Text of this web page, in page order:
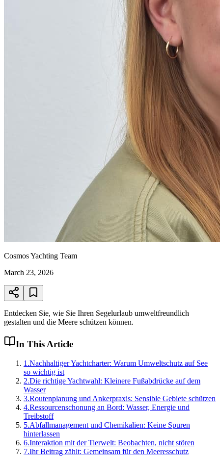
Cosmos Yachting Team
March 23, 2026
Entdecken Sie, wie Sie Ihren Segelurlaub umweltfreundlich
gestalten und die Meere schützen können.
In This Article
1 .Nachhaltiger Yachtcharter: Warum Umweltschutz auf See
so wichtig ist
2.Die richtige Yachtwahl: Kleinere Fußabdrücke auf dem
Wasser
3.Routenplanung und Ankerpraxis: Sensible Gebiete schützen
4.Ressourcenschonung an Bord: Wasser, Energie und
Treibstoff
5.Abfallmanagement und Chemikalien: Keine Spuren
hinterlassen
6.Interaktion mit der Tierwelt: Beobachten, nicht stören
7.Ihr Beitrag zählt: Gemeinsam für den Meeresschutz